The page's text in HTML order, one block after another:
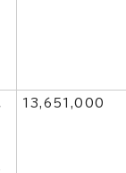
13,651,000